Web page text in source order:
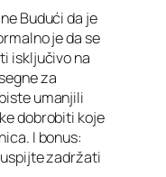
Budući da je
je da se
isključivo na
za
umanjili
dobrobiti koje
I bonus:
zadržati